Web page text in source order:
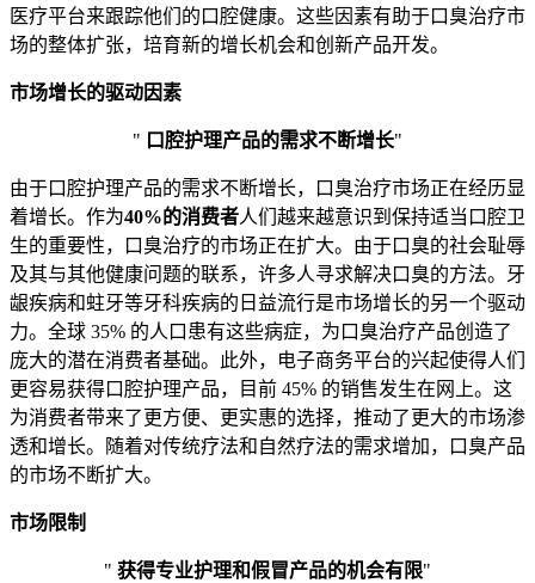
医疗平台来跟踪他们的口腔健康。这些因素有助于口臭治疗市
场的整体扩张，培育新的增长机会和创新产品开发。
市场增长的驱动因素
" 口腔护理产品的需求不断增长"
由于口腔护理产品的需求不断增长，口臭治疗市场正在经历显
着增长。作为40%的消费者人们越来越意识到保持适当口腔卫
生的重要性，口臭治疗的市场正在扩大。由于口臭的社会耻辱
及其与其他健康问题的联系，许多人寻求解决口臭的方法。牙
龈疾病和蛀牙等牙科疾病的日益流行是市场增长的另一个驱动
力。全球 35% 的人口患有这些病症，为口臭治疗产品创造了
庞大的潜在消费者基础。此外，电子商务平台的兴起使得人们
更容易获得口腔护理产品，目前 45% 的销售发生在网上。这
为消费者带来了更方便、更实惠的选择，推动了更大的市场渗
透和增长。随着对传统疗法和自然疗法的需求增加，口臭产品
的市场不断扩大。
市场限制
" 获得专业护理和假冒产品的机会有限"